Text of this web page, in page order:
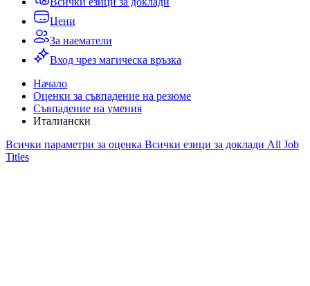
Цени
За наематели
Вход чрез магическа връзка
Начало
Оценки за съвпадение на резюме
Съвпадение на умения
Италиански
Всички параметри за оценка Всички езици за доклади All Job
Titles